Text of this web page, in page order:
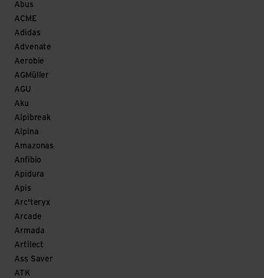
Abus
ACME
Adidas
Advenate
Aerobie
AGMüller
AGU
Aku
Alpibreak
Alpina
Amazonas
Anfibio
Apidura
Apis
Arc'teryx
Arcade
Armada
Artilect
Ass Saver
ATK